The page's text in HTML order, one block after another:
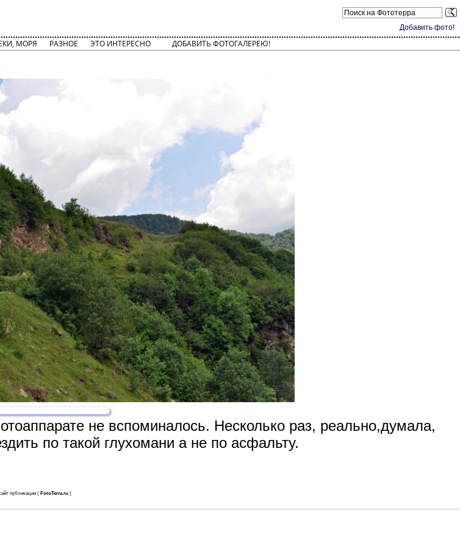
Добавить фото!
МОРЯ РАЗНОЕ ЭТО ИНТЕРЕСНО ДОБАВИТЬ ФОТОГАЛЕРЕЮ!
не вспоминалось. Несколько раз, реально,думала,
по такой глухомани а не по асфальту.
публикации ( FotoTerra.ru )